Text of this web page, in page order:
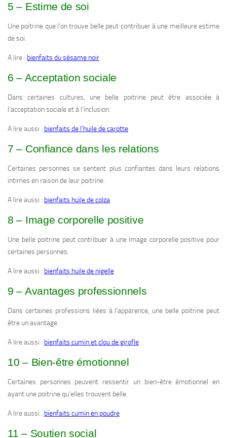
5 – Estime de soi
Une poitrine que l’on trouve belle peut contribuer à une meilleure estime
de soi.
A lire : bienfaits du sésame noir
6 – Acceptation sociale
Dans certaines cultures, une belle poitrine peut être associée à
l’acceptation sociale et à l’inclusion.
A lire aussi : bienfaits de l’huile de carotte
7 – Confiance dans les relations
Certaines personnes se sentent plus confiantes dans leurs relations
intimes en raison de leur poitrine.
A lire aussi : bienfaits huile de colza
8 – Image corporelle positive
Une belle poitrine peut contribuer à une image corporelle positive pour
certaines personnes.
A lire aussi : bienfaits huile de nigelle
9 – Avantages professionnels
Dans certaines professions liées à l’apparence, une belle poitrine peut
être un avantage.
A lire aussi : bienfaits cumin et clou de girofle
10 – Bien-être émotionnel
Certaines personnes peuvent ressentir un bien-être émotionnel en
ayant une poitrine qu’elles trouvent belle.
A lire aussi : bienfaits cumin en poudre
11 – Soutien social